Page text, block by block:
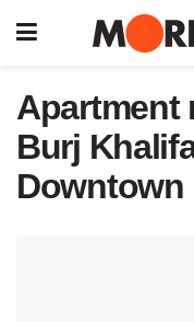
Apartment
Burj
Downtown